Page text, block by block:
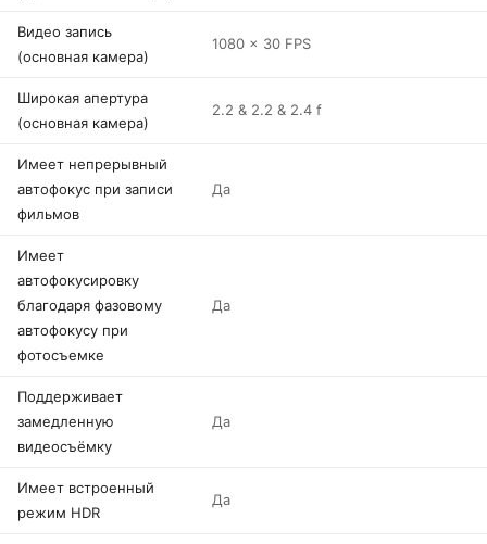
Видео запись
(основная камера)
1080 x 30 FPS
Широкая апертура
(основная камера)
2.2 & 2.2 & 2.4 f
Имеет непрерывный
автофокус при записи
фильмов
Да
Имеет
автофокусировку
благодаря фазовому
автофокусу при
фотосъемке
Да
Поддерживает
замедленную
видеосъёмку
Да
Имеет встроенный
режим HDR
Да